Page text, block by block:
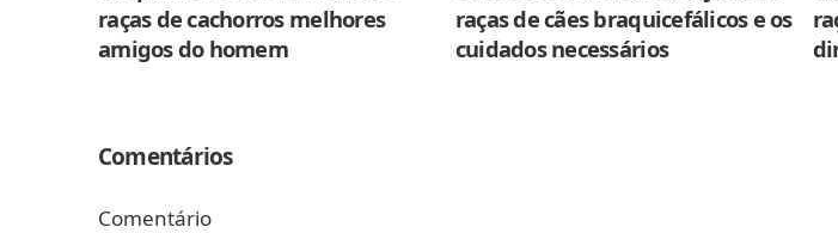
raças de cachorros melhores
amigos do homem
raças de cães braquicefálicos e os
cuidados necessários
Comentários
Comentário